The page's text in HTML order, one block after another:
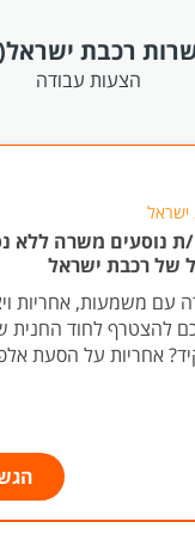
רכבת ישראל(51)
הצעות עבודה
ישראל
ת נוסעים משרה ללא
של רכבת ישראל
עם משמעות, אחריות
להצטרף לחוד החנית
אחריות על הסעת